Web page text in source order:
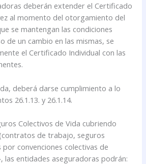
deberán extender el Certificado
al momento del otorgamiento del
se mantengan las condiciones
de un cambio en las mismas, se
el Certificado Individual con las
deberá darse cumplimiento a lo
26.1.13. y 26.1.14.
Colectivos de Vida cubriendo
de trabajo, seguros
convenciones colectivas de
las entidades aseguradoras podrán: